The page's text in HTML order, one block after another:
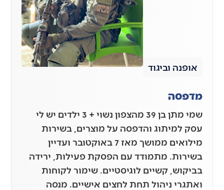
אופנה וביגוד
מדפסה
שמי מתן בן 39 מהצפון נשוי + 3 ילדים יש לי
עסק למיתוג והדפסה על מוצרים, בשירות
מילואים ממושך מאז 7 באוקטובר ועדיין
בשירות. מתמודד עם הפסקת פעילות, ירידה
בביקוש, קשיים לוגיסטיים. שימור לקוחות
ואתגרי ניהול תחת לחצים אישיים. מנסה